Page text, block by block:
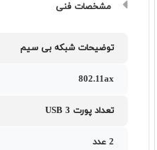
مشخصات فنی
توضیحات شبکه بی سیم
802.11ax
تعداد پورت USB 3
2 عدد